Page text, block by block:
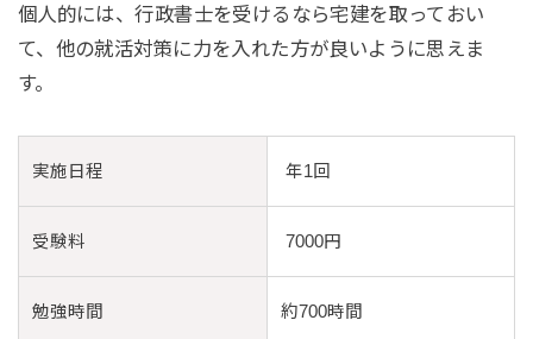
個人的には、行政書士を受けるなら宅建を取っておい
て、他の就活対策に力を入れた方が良いように思えま
す。
実施日程 年1回
受験料 7000円
勉強時間 約700時間